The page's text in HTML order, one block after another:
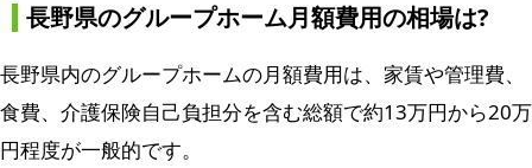
長野県のグループホーム月額費用の相場は?
長野県内のグループホームの月額費用は、家賃や管理費、
食費、介護保険自己負担分を含む総額で約13万円から20万
円程度が一般的です。